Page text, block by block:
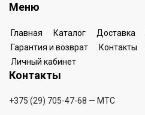
Меню
Главная Каталог Доставка
Гарантия и возврат
Контакты
Личный кабинет
Контакты
+375 (29) 705-47-68 — МТС